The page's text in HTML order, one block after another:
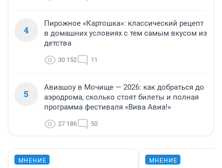
4
Пирожное «Картошка»: классический рецепт
в домашних условиях с тем самым вкусом из
детства
30 152 11
5
Авиашоу в Мочище — 2026: как добраться до
аэродрома, сколько стоят билеты и полная
программа фестиваля «Вива Авиа!»
27 186 50
МНЕНИЕ МНЕНИЕ